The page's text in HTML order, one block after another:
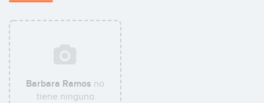
Barbara Ramos no
tiene ninguna